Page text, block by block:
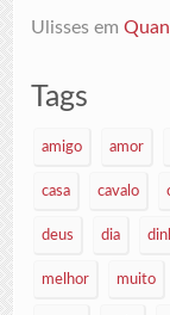
Ulisses em
Tags
amigo amor
casa cavalo
deus dia
melhor muito